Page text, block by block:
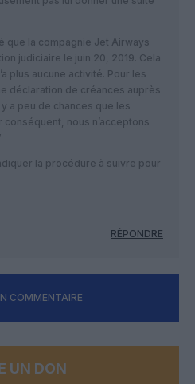
que la compagnie Jet Airways
judiciaire le juin 20, 2019. Cela
plus aucune activité. Pour les
déclaration de créances auprès
a peu de chances que les
nous n’acceptons
la procédure à suivre pour
RÉPONDRE
COMMENTAIRE
UN DON